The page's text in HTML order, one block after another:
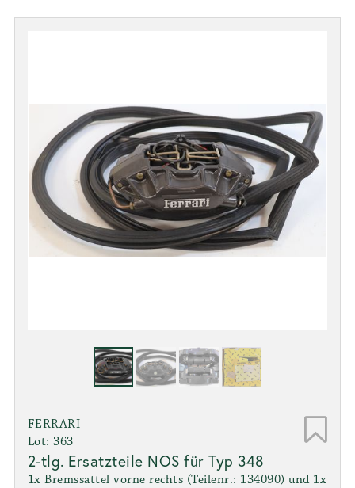
FERRARI
Lot: 363
2-tlg. Ersatzteile NOS für Typ 348
1x Bremssattel vorne rechts (Teilenr.: 134090) und 1x